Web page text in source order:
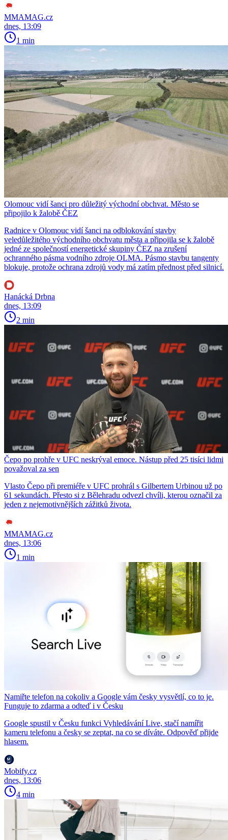
MMAMAG.cz
dnes, 13:09
1 min
Olomouc vidí šanci pro důležitý východní obchvat. Město se
připojilo k žalobě ČEZ
Radnice v Olomouc vidí šanci na odblokování stavby
veledůležitého východního obchvatu města a připojila se k žalobě
jedné ze společností energetické skupiny ČEZ na zrušení
ochranného pásma vodního zdroje OLMA. Pásmo stavbu tangenty
blokuje, protože ochrana zdrojů vody má zatím přednost před silnicí.
Hanácká Drbna
dnes, 13:09
2 min
Čepo po prohře v UFC neskrýval emoce. Nástup před 25 tisíci lidmi
považoval za sen
Vlasto Čepo při premiéře v UFC prohrál s Gilbertem Urbinou už po
61 sekundách. Přesto si z Bělehradu odvezl chvíli, kterou označil za
jeden z nejemotivnějších zážitků života.
MMAMAG.cz
dnes, 13:06
1 min
Namiřte telefon na cokoliv a Google vám česky vysvětlí, co to je.
Funguje to zdarma a odteď i v Česku
Google spustil v Česku funkci Vyhledávání Live, stačí namířit
kameru telefonu a česky se zeptat, na co se díváte. Odpověď přijde
hlasem.
Mobify.cz
dnes, 13:06
4 min